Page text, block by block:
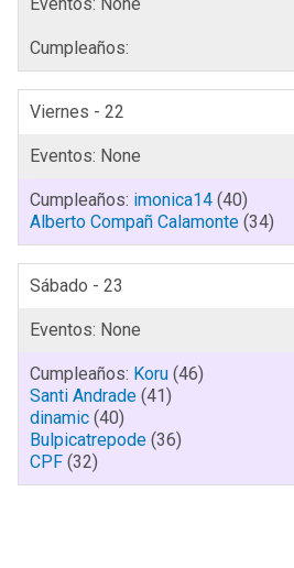
Viernes - 22
imonica14 (40)
Alberto Compañ Calamonte (34)
Sábado - 23
Koru (46)
Santi Andrade (41)
dinamic (40)
Bulpicatrepode (36)
CPF (32)